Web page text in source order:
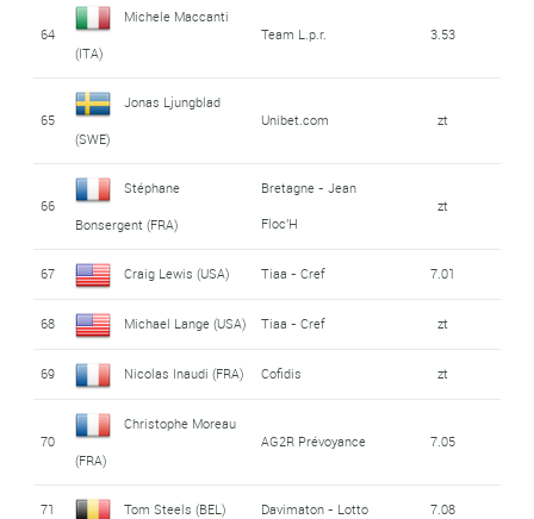
64
Michele Maccanti
(ITA)
Team L.p.r. 3.53
65
Jonas Ljungblad
(SWE)
Unibet.com zt
66
Stéphane
Bonsergent (FRA)
Bretagne - Jean
Floc'H
zt
67 Craig Lewis (USA) Tiaa - Cref 7.01
68 Michael Lange (USA) Tiaa - Cref zt
69 Nicolas Inaudi (FRA) Cofidis zt
70
Christophe Moreau
(FRA)
AG2R Prévoyance 7.05
71 Tom Steels (BEL) Davimaton - Lotto 7.08